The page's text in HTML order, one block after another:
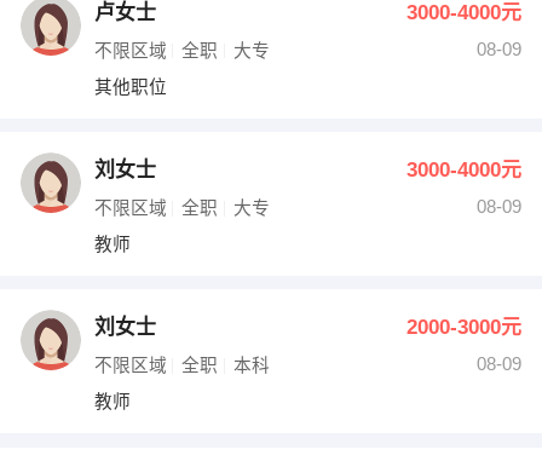
卢女士 3000-4000元
不限区域 全职 大专
08-09
其他职位
刘女士 3000-4000元
不限区域 全职 大专
08-09
教师
刘女士 2000-3000元
不限区域 全职 本科
08-09
教师